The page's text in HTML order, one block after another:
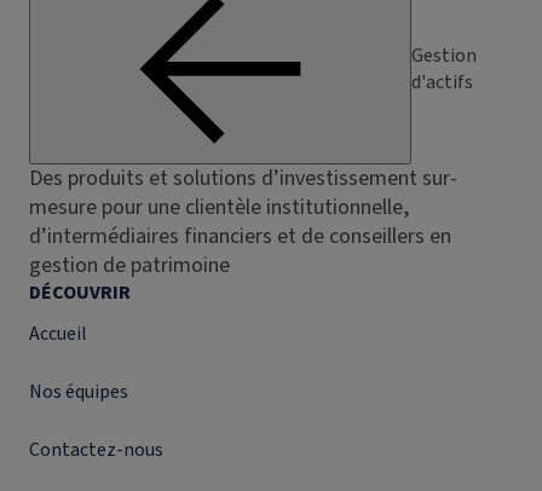
Gestion
d'actifs
Des produits et solutions d’investissement sur-
mesure pour une clientèle institutionnelle,
d’intermédiaires financiers et de conseillers en
gestion de patrimoine
DÉCOUVRIR
Accueil
Nos équipes
Contactez-nous